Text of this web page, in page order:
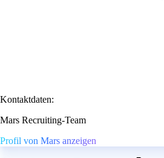
Kontaktdaten:
Mars Recruiting-Team
Profil von Mars anzeigen